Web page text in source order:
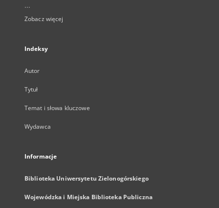
...
Zobacz więcej
Indeksy
Autor
Tytuł
Temat i słowa kluczowe
Wydawca
Informacje
Biblioteka Uniwersytetu Zielonogórskiego
Wojewódzka i Miejska Biblioteka Publiczna